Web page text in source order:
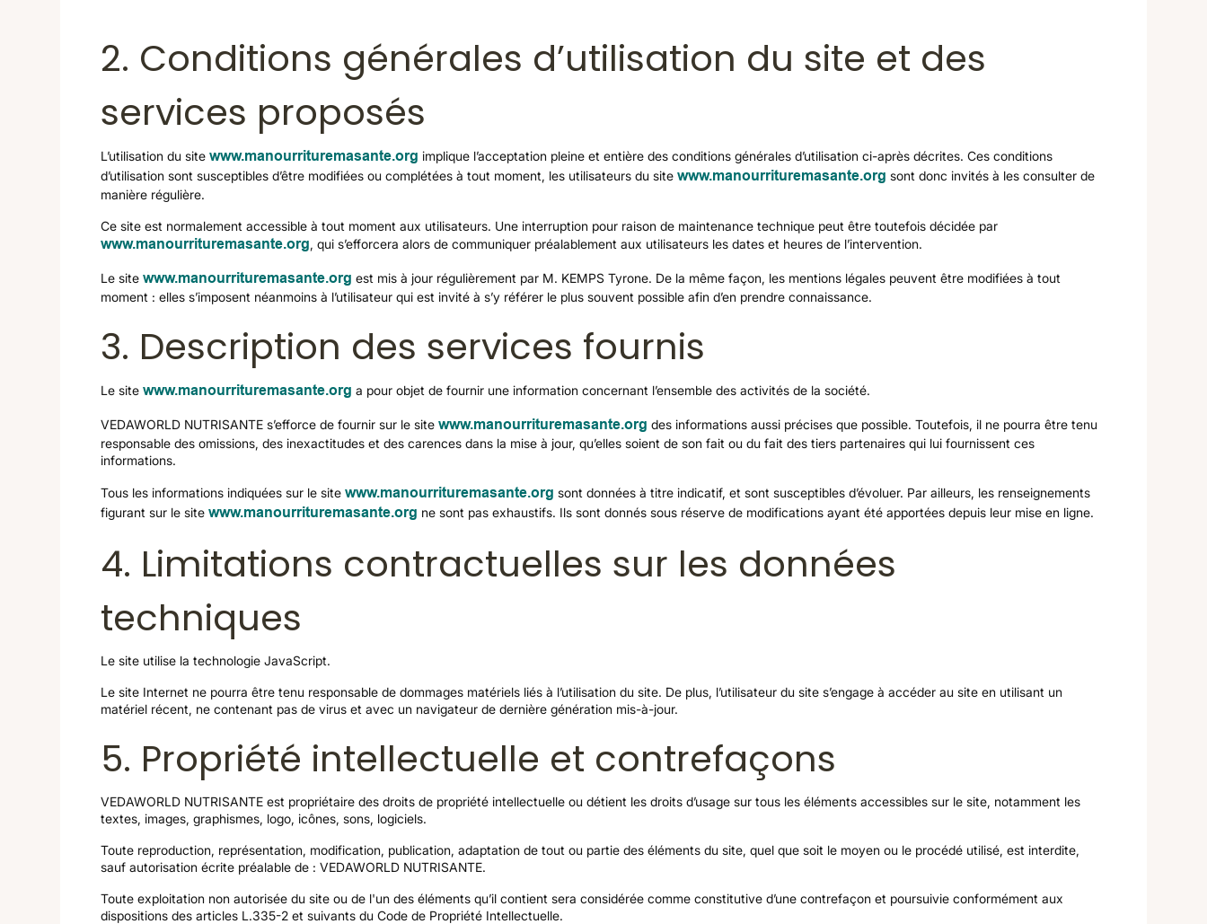
2. Conditions générales d’utilisation du site et des
services proposés
L’utilisation du site www.manourrituremasante.org implique l’acceptation pleine et entière des conditions générales d’utilisation ci-après décrites. Ces conditions
d’utilisation sont susceptibles d’être modifiées ou complétées à tout moment, les utilisateurs du site www.manourrituremasante.org sont donc invités à les consulter de
manière régulière.
Ce site est normalement accessible à tout moment aux utilisateurs. Une interruption pour raison de maintenance technique peut être toutefois décidée par
www.manourrituremasante.org, qui s’efforcera alors de communiquer préalablement aux utilisateurs les dates et heures de l’intervention.
Le site www.manourrituremasante.org est mis à jour régulièrement par M. KEMPS Tyrone. De la même façon, les mentions légales peuvent être modifiées à tout
moment : elles s’imposent néanmoins à l’utilisateur qui est invité à s’y référer le plus souvent possible afin d’en prendre connaissance.
3. Description des services fournis
Le site www.manourrituremasante.org a pour objet de fournir une information concernant l’ensemble des activités de la société.
VEDAWORLD NUTRISANTE s’efforce de fournir sur le site www.manourrituremasante.org des informations aussi précises que possible. Toutefois, il ne pourra être tenu
responsable des omissions, des inexactitudes et des carences dans la mise à jour, qu’elles soient de son fait ou du fait des tiers partenaires qui lui fournissent ces
informations.
Tous les informations indiquées sur le site www.manourrituremasante.org sont données à titre indicatif, et sont susceptibles d’évoluer. Par ailleurs, les renseignements
figurant sur le site www.manourrituremasante.org ne sont pas exhaustifs. Ils sont donnés sous réserve de modifications ayant été apportées depuis leur mise en ligne.
4. Limitations contractuelles sur les données
techniques
Le site utilise la technologie JavaScript.
Le site Internet ne pourra être tenu responsable de dommages matériels liés à l’utilisation du site. De plus, l’utilisateur du site s’engage à accéder au site en utilisant un
matériel récent, ne contenant pas de virus et avec un navigateur de dernière génération mis-à-jour.
5. Propriété intellectuelle et contrefaçons
VEDAWORLD NUTRISANTE est propriétaire des droits de propriété intellectuelle ou détient les droits d’usage sur tous les éléments accessibles sur le site, notamment les
textes, images, graphismes, logo, icônes, sons, logiciels.
Toute reproduction, représentation, modification, publication, adaptation de tout ou partie des éléments du site, quel que soit le moyen ou le procédé utilisé, est interdite,
sauf autorisation écrite préalable de : VEDAWORLD NUTRISANTE.
Toute exploitation non autorisée du site ou de l'un des éléments qu’il contient sera considérée comme constitutive d’une contrefaçon et poursuivie conformément aux
dispositions des articles L.335-2 et suivants du Code de Propriété Intellectuelle.